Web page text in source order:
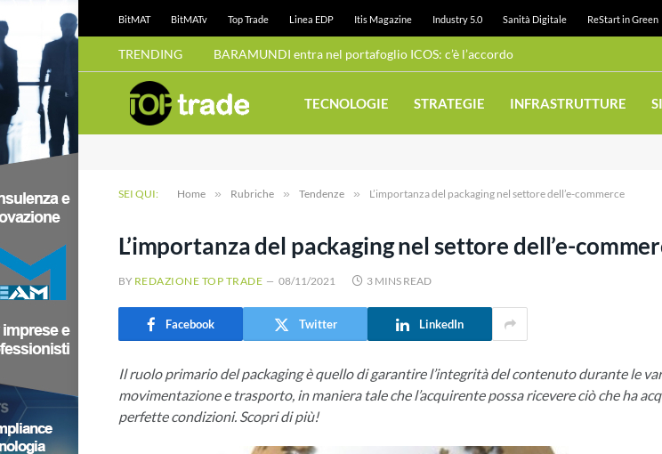
BitMAT BitMATv Top Trade Linea EDP Itis Magazine Industry 5.0 Sanità Digitale ReStart in Green
TRENDING BARAMUNDI entra nel portafoglio ICOS: c’è l’accordo
TECNOLOGIE STRATEGIE INFRASTRUTTURE
SEI QUI: Home » Rubriche » Tendenze » L’importanza del packaging nel settore dell’e-commerce
L’importanza del packaging nel settore dell’e-
BY REDAZIONE TOP TRADE 08/11/2021 3 MINS READ
Facebook Twitter LinkedIn
Il ruolo primario del packaging è quello di garantire l’integrità del contenuto durante le
movimentazione e trasporto, in maniera tale che l’acquirente possa ricevere ciò che ha
perfette condizioni. Scopri di più!